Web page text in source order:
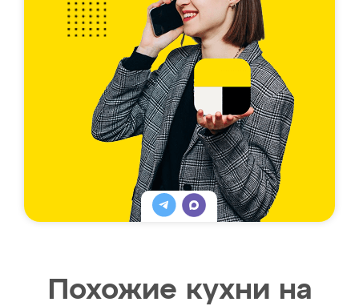
Похожие кухни на